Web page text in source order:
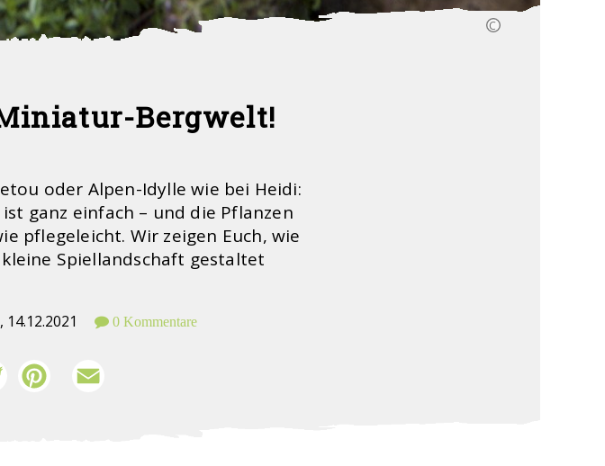
Bergwelt!
oder Alpen-Idylle wie bei Heidi:
ganz einfach – und die Pflanzen
pflegeleicht. Wir zeigen Euch, wie
Spiellandschaft gestaltet
14.12.2021 0 Kommentare
Twitter Pinterest